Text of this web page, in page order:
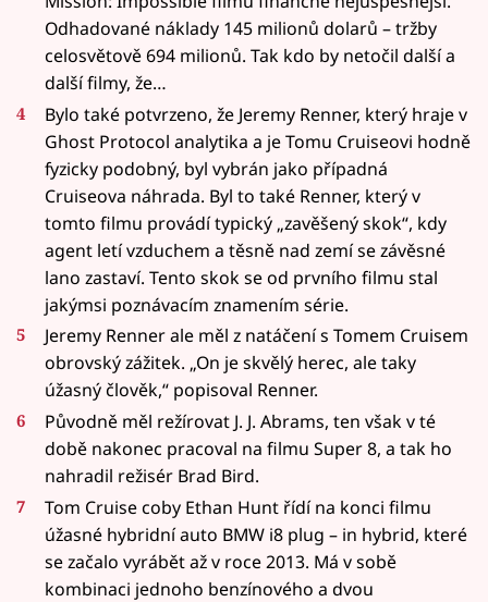
Odhadované náklady 145 milionů dolarů – tržby
celosvětově 694 milionů. Tak kdo by netočil další a
další filmy, že…
Bylo také potvrzeno, že Jeremy Renner, který hraje v
Ghost Protocol analytika a je Tomu Cruiseovi hodně
fyzicky podobný, byl vybrán jako případná
Cruiseova náhrada. Byl to také Renner, který v
tomto filmu provádí typický „zavěšený skok“, kdy
agent letí vzduchem a těsně nad zemí se závěsné
lano zastaví. Tento skok se od prvního filmu stal
jakýmsi poznávacím znamením série.
Jeremy Renner ale měl z natáčení s Tomem Cruisem
obrovský zážitek. „On je skvělý herec, ale taky
úžasný člověk,“ popisoval Renner.
Původně měl režírovat J. J. Abrams, ten však v té
době nakonec pracoval na filmu Super 8, a tak ho
nahradil režisér Brad Bird.
Tom Cruise coby Ethan Hunt řídí na konci filmu
úžasné hybridní auto BMW i8 plug – in hybrid, které
se začalo vyrábět až v roce 2013. Má v sobě
kombinaci jednoho benzínového a dvou